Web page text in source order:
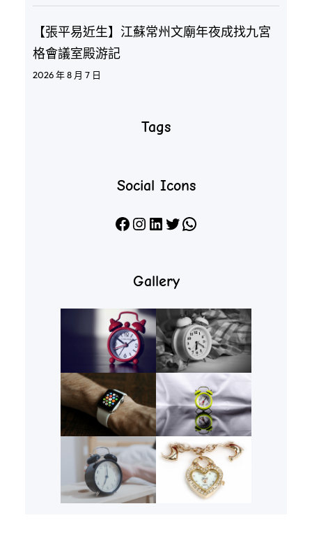
【張平易近生】江蘇常州文廟年夜成找九宮
格會議室殿游記
2026 年 8 月 7 日
Tags
Social Icons
Facebook Instagram LinkedIn X WhatsApp
Gallery